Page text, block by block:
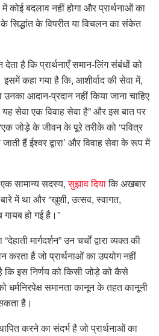
कोई बदलाव नहीं होगा और प्रार्थनाओं का
सिद्धांत के विपरीत या विचलन का संकेत
है कि प्रार्थनाएँ समान-लिंग संबंधों को
इसमें कहा गया है कि, आशीर्वाद की सेवा में,
उनका आदान-प्रदान नहीं किया जाना चाहिए
सेवा एक विवाह सेवा है” और इस बात पर
“एक जोड़े के जीवन के पूरे तरीके को ‘पवित्र
हैं ईश्वर द्वारा’ और विवाह सेवा के रूप में
सामान्य सदस्य,सुझाव दियाकि अखबार
में था और “खुशी, उत्सव, स्वागत,
गायब हो गई है।”
मार्गदर्शन” उन चर्चों द्वारा व्यक्त की
करता है जो प्रार्थनाओं का उपयोग नहीं
इस निर्णय को किसी जोड़े को कैसे
धर्मनिरपेक्ष समानता कानून के तहत कानूनी
है।
करने का संदर्भ है जो प्रार्थनाओं का